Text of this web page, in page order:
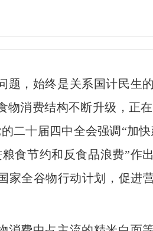
题，始终是关系国计民生
物消费结构不断升级，正
二十届四中全会强调“加
食节约和反食品浪费”作
家全谷物行动计划
，促进